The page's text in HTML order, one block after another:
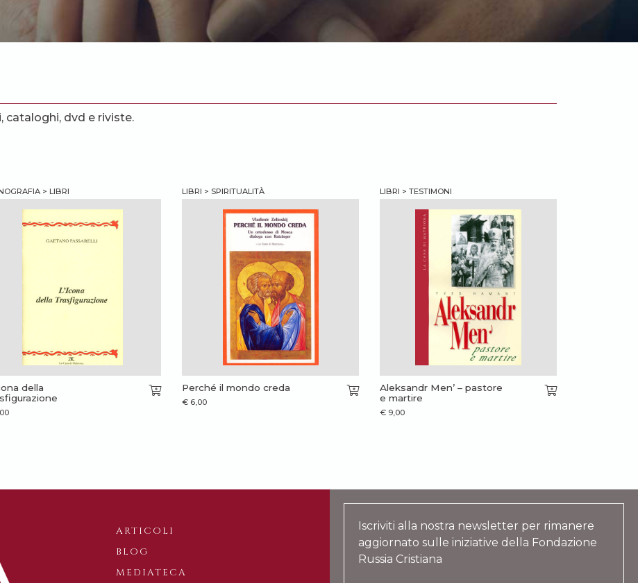
cataloghi, dvd e riviste.
> LIBRI
della
LIBRI > SPIRITUALITÀ
Perché il mondo creda
€ 6,00
LIBRI > TESTIMONI
Aleksandr Men’ – pastore
e martire
€ 9,00
ARTICOLI
BLOG
MEDIATECA
Iscriviti alla nostra newsletter per rimanere
aggiornato sulle iniziative della Fondazione
Russia Cristiana